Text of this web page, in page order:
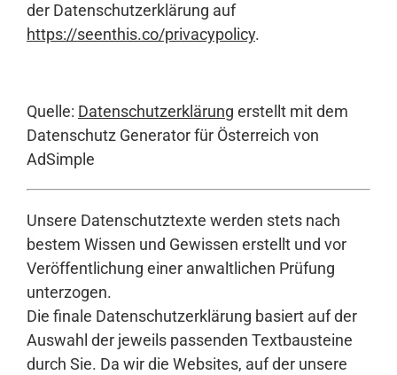
der Datenschutzerklärung auf
https://seenthis.co/privacypolicy.
Quelle: Datenschutzerklärung erstellt mit dem
Datenschutz Generator für Österreich von
AdSimple
Unsere Datenschutztexte werden stets nach
bestem Wissen und Gewissen erstellt und vor
Veröffentlichung einer anwaltlichen Prüfung
unterzogen.
Die finale Datenschutzerklärung basiert auf der
Auswahl der jeweils passenden Textbausteine
durch Sie. Da wir die Websites, auf der unsere